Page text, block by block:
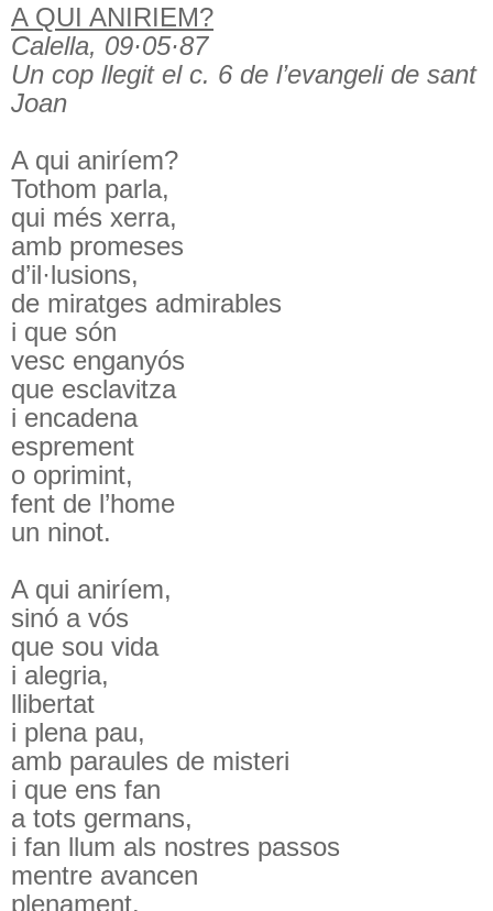
A QUI ANIRIEM?
Calella, 09·05·87
Un cop llegit el c. 6 de l’evangeli de sant
Joan
A qui aniríem?
Tothom parla,
qui més xerra,
amb promeses
d’il·lusions,
de miratges admirables
i que són
vesc enganyós
que esclavitza
i encadena
esprement
o oprimint,
fent de l’home
un ninot.
A qui aniríem,
sinó a vós
que sou vida
i alegria,
llibertat
i plena pau,
amb paraules de misteri
i que ens fan
a tots germans,
i fan llum als nostres passos
mentre avancen
plenament.